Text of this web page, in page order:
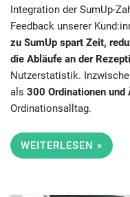
Integration der SumUp-
Feedback unserer
zu SumUp spart Zeit,
die Abläufe an der
Nutzerstatistik.
als 300 Ordinationen und
Ordinationsalltag.
WEITERLESEN »